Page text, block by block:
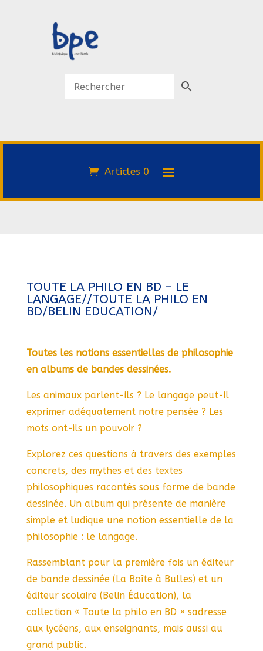
Articles 0
TOUTE LA PHILO EN BD – LE
LANGAGE//TOUTE LA PHILO EN
BD/BELIN EDUCATION/
Toutes les notions essentielles de philosophie
en albums de bandes dessinées.
Les animaux parlent-ils ? Le langage peut-il
exprimer adéquatement notre pensée ? Les
mots ont-ils un pouvoir ?
Explorez ces questions à travers des exemples
concrets, des mythes et des textes
philosophiques racontés sous forme de bande
dessinée. Un album qui présente de manière
simple et ludique une notion essentielle de la
philosophie : le langage.
Rassemblant pour la première fois un éditeur
de bande dessinée (La Boîte à Bulles) et un
éditeur scolaire (Belin Éducation), la
collection « Toute la philo en BD » sadresse
aux lycéens, aux enseignants, mais aussi au
grand public.